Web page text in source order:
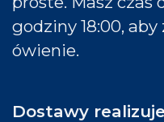
godziny 18:00, aby
ówienie.
Dostawy